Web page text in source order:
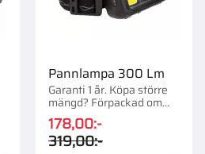
Pannlampa 300 Lm
Garanti 1 år. Köpa större
mängd? Förpackad om
1/12/48 st.
178,00:-
319,00:-